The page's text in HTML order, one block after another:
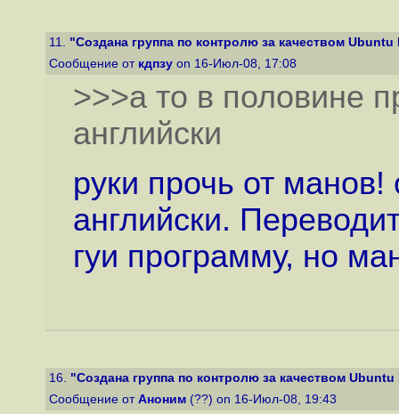
11. "Создана группа по контролю за качеством
Сообщение от кдпзу on 16-Июл-08, 17:08
>>>а то в половине
английски
руки прочь от
английски.
гуи программу, но
16. "Создана группа по контролю за качеством
Сообщение от Аноним (??) on 16-Июл-08, 19:43